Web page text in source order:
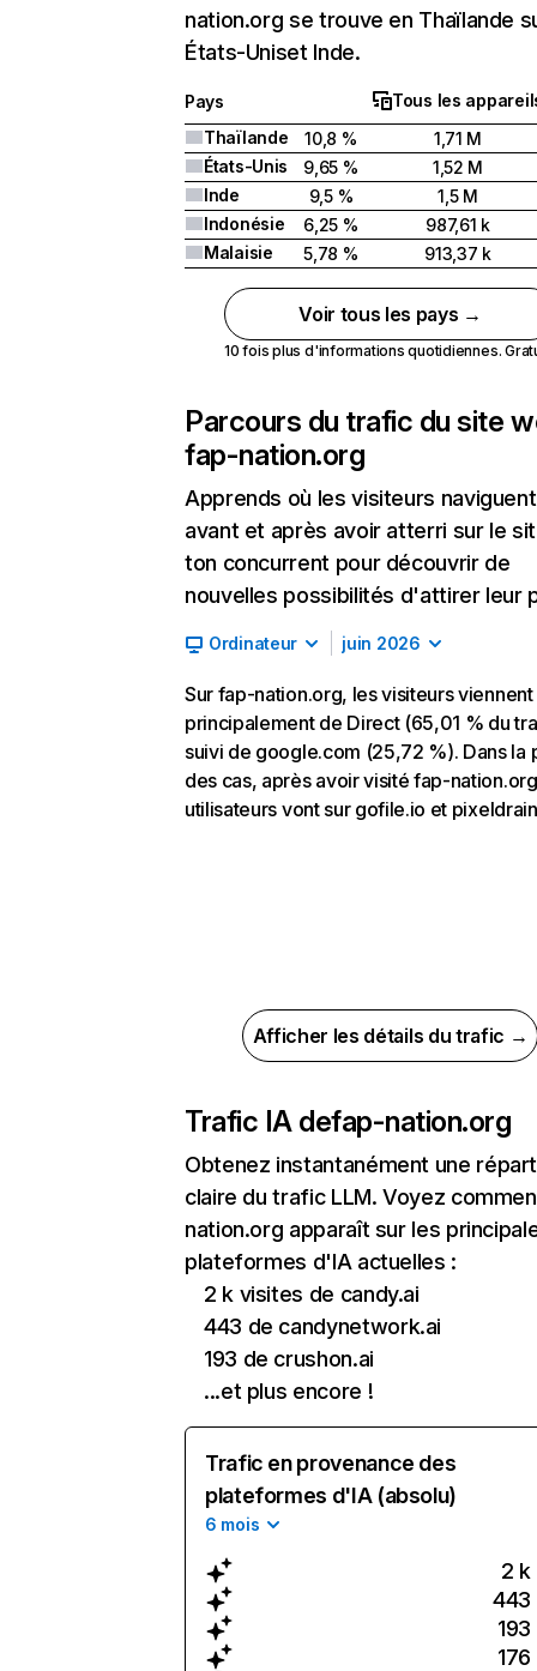
nation.org se trouve en Thaïlande
États-Uniset Inde.
Pays
Tous les
Thaïlande
10,8 %
1,71 M
États-Unis
9,65 %
1,52 M
Inde
9,5 %
1,5 M
Indonésie
6,25 %
987,61 k
Malaisie
5,78 % 913,37 k
Voir tous les pays →
10 fois plus d'informations quotidiennes.
Parcours du trafic du site
fap-nation.org
Apprends où les visiteurs naviguent
avant et après avoir atterri sur le
ton concurrent pour découvrir de
nouvelles possibilités d'attirer leur
Ordinateur juin 2026
Sur fap-nation.org, les visiteurs viennent
principalement de Direct (65,01 % du
suivi de google.com (25,72 %). Dans la
des cas, après avoir visité fap-
utilisateurs vont sur gofile.io et
Afficher les détails du trafic →
Trafic IA defap-nation.org
Obtenez instantanément une
claire du trafic LLM. Voyez
nation.org apparaît sur les
plateformes d'IA actuelles :
2 k visites de candy.ai
443 de candynetwork.ai
193 de crushon.ai
...et plus encore !
Trafic en provenance des
plateformes d'IA (absolu)
6 mois
2 k
443
193
176